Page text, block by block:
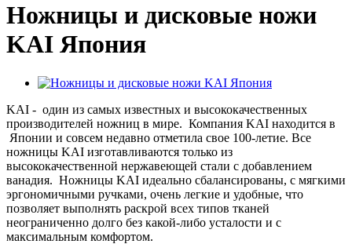
Ножницы и дисковые ножи
KAI Япония
KAI - один из самых известных и высококачественных
производителей ножниц в мире. Компания KAI находится в
Японии и совсем недавно отметила свое 100-летие. Все
ножницы KAI изготавливаются только из
высококачественной нержавеющей стали с добавлением
ванадия. Ножницы KAI идеально сбалансированы, с мягкими
эргономичными ручками, очень легкие и удобные, что
позволяет выполнять раскрой всех типов тканей
неограниченно долго без какой-либо усталости и с
максимальным комфортом.